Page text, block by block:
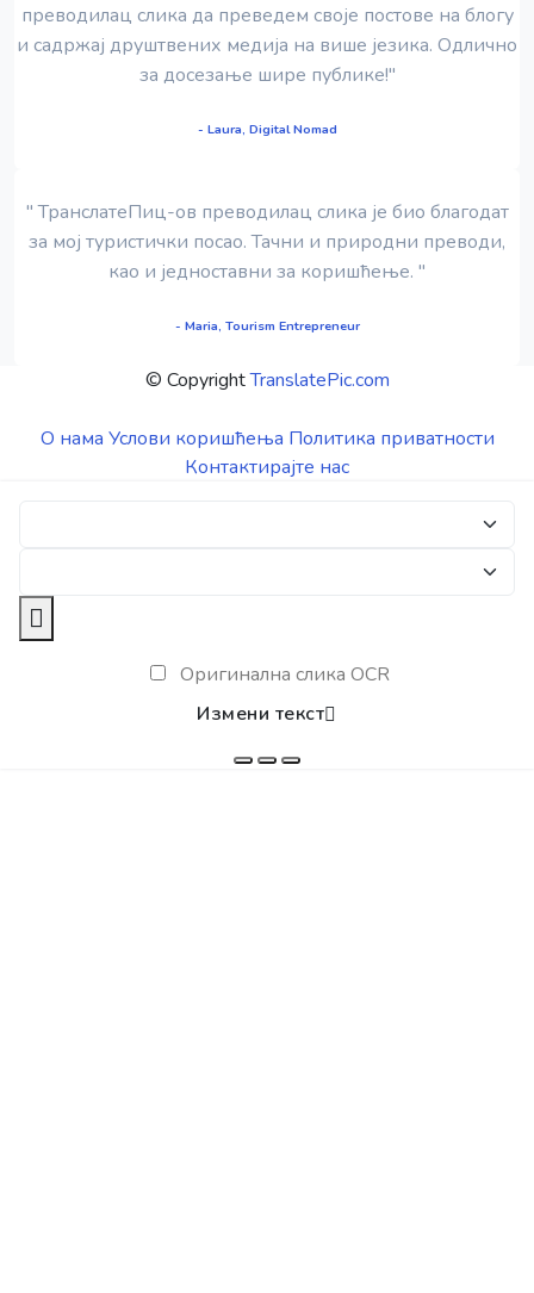
преводилац слика да преведем своје постове на блогу
и садржај друштвених медија на више језика. Одлично
за досезање шире публике!"
- Laura, Digital Nomad
" ТранслатеПиц-ов преводилац слика је био благодат
за мој туристички посао. Тачни и природни преводи,
као и једноставни за коришћење. "
- Maria, Tourism Entrepreneur
© CopyrightTranslatePic.com
О нама Услови коришћења Политика приватности
Контактирајте нас
Оригинална слика OCR
Измени текст